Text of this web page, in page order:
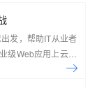
发，帮助IT从业者
级Web应用上云的